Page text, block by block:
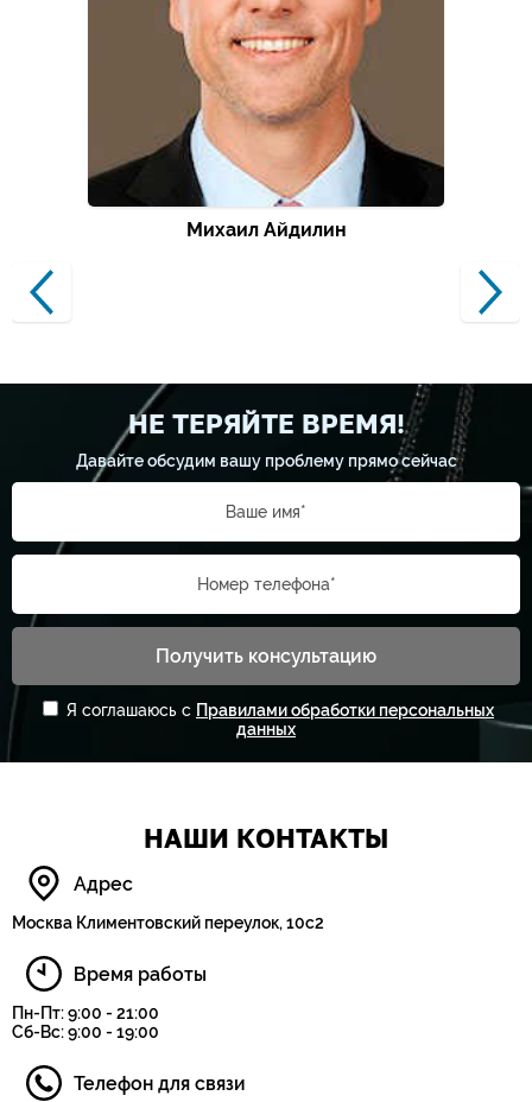
Михаил Айдилин
НЕ ТЕРЯЙТЕ ВРЕМЯ!
Давайте обсудим вашу проблему прямо сейчас
Ваше имя*
Номер телефона*
Получить консультацию
Я соглашаюсь с Правилами обработки персональных
данных
НАШИ КОНТАКТЫ
Адрес
Москва Климентовский переулок, 10с2
Время работы
Пн-Пт: 9:00 - 21:00
Сб-Вс: 9:00 - 19:00
Телефон для связи